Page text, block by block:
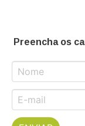
Preencha os